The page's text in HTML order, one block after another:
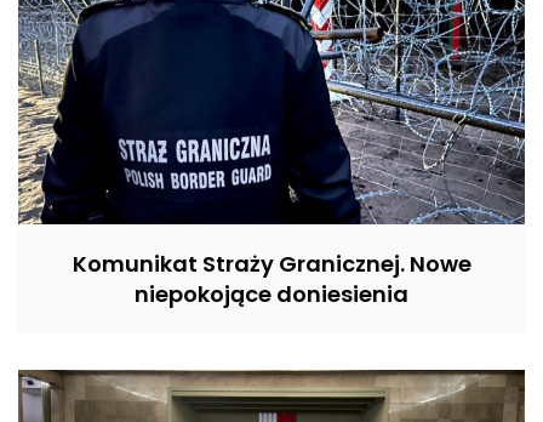
Komunikat Straży Granicznej. Nowe
niepokojące doniesienia